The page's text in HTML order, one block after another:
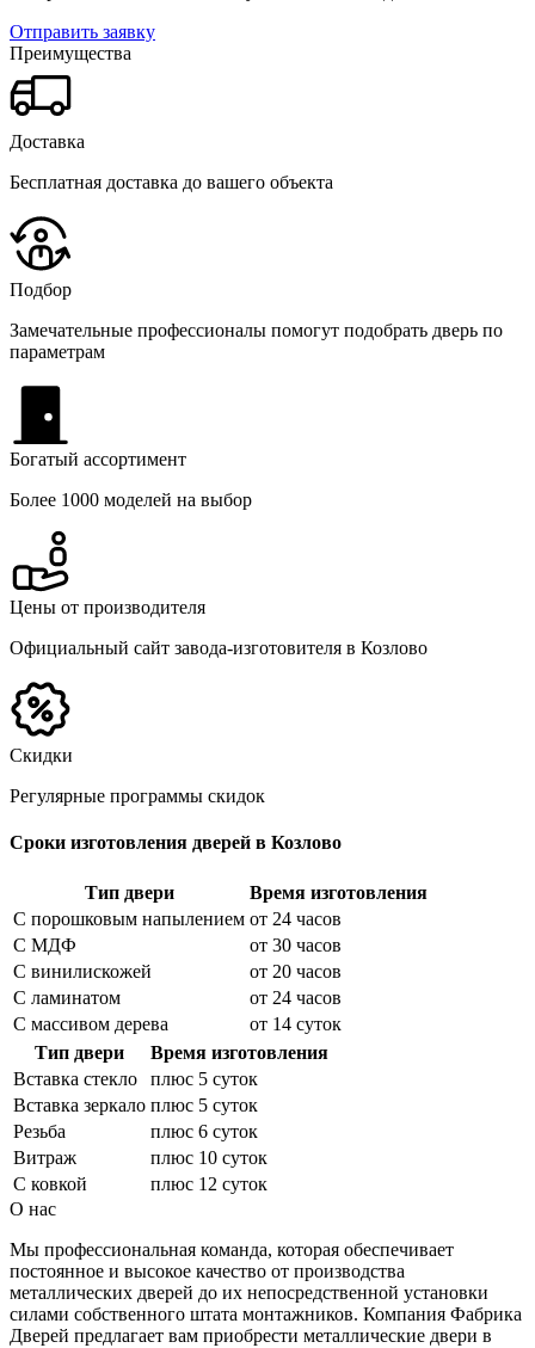
Отправить заявку
Преимущества
Доставка
Бесплатная доставка до вашего объекта
Подбор
Замечательные профессионалы помогут подобрать дверь по
параметрам
Богатый ассортимент
Более 1000 моделей на выбор
Цены от производителя
Официальный сайт завода-изготовителя в Козлово
Скидки
Регулярные программы скидок
Сроки изготовления дверей в Козлово
Тип двери
Время изготовления
С порошковым напылением от 24 часов
С МДФ
от 30 часов
С винилискожей
от 20 часов
С ламинатом
от 24 часов
С массивом дерева
от 14 суток
Тип двери
Время изготовления
Вставка стекло
плюс 5 суток
Вставка зеркало плюс 5 суток
Резьба
плюс 6 суток
Витраж
плюс 10 суток
С ковкой
плюс 12 суток
О нас
Мы профессиональная команда, которая обеспечивает
постоянное и высокое качество от производства
металлических дверей до их непосредственной установки
силами собственного штата монтажников. Компания Фабрика
Дверей предлагает вам приобрести металлические двери в